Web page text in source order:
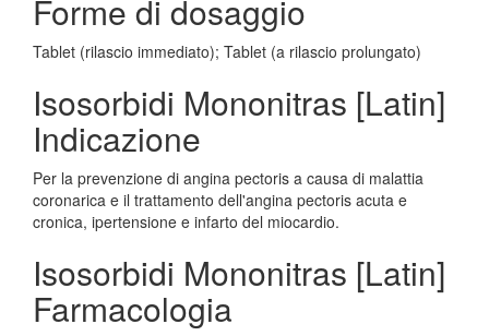
Forme di dosaggio
Tablet (rilascio immediato); Tablet (a rilascio prolungato)
Isosorbidi Mononitras [Latin]
Indicazione
Per la prevenzione di angina pectoris a causa di malattia
coronarica e il trattamento dell'angina pectoris acuta e
cronica, ipertensione e infarto del miocardio.
Isosorbidi Mononitras [Latin]
Farmacologia